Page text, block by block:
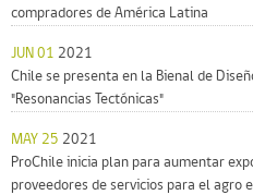
compradores de América Latina
JUN 01 2021
Chile se presenta en la Bienal de
"Resonancias Tectónicas"
MAY 25 2021
ProChile inicia plan para aumentar
proveedores de servicios para el agro